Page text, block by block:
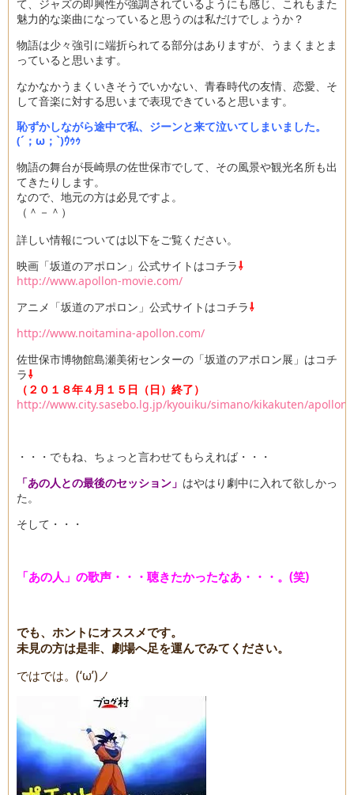
て、ジャズの即興性が強調されているようにも感じ、これもまた
魅力的な楽曲になっていると思うのは私だけでしょうか？
物語は少々強引に端折られてる部分はありますが、うまくまとま
っていると思います。
なかなかうまくいきそうでいかない、青春時代の友情、恋愛、そ
して音楽に対する思いまで表現できていると思います。
恥ずかしながら途中で私、ジーンと来て泣いてしまいました。
(´；ω；`)ｳｩｩ
物語の舞台が長崎県の佐世保市でして、その風景や観光名所も出
てきたりします。
なので、地元の方は必見ですよ。
（＾－＾）
詳しい情報については以下をご覧ください。
映画「坂道のアポロン」公式サイトはコチラ⇩
http://www.apollon-movie.com/
アニメ「坂道のアポロン」公式サイトはコチラ⇩
http://www.noitamina-apollon.com/
佐世保市博物館島瀬美術センターの「坂道のアポロン展」はコチ
ラ⇩
（２０１８年４月１５日（日）終了）
http://www.city.sasebo.lg.jp/kyouiku/simano/kikakuten/
・・・でもね、ちょっと言わせてもらえれば・・・
「あの人との最後のセッション」 はやはり劇中に入れて欲しかっ
た。
そして・・・
「あの人」の歌声・・・聴きたかったなあ・・・。(笑)
でも、ホントにオススメです。
未見の方は是非、劇場へ足を運んでみてください。
ではでは。(‘ω’)ノ